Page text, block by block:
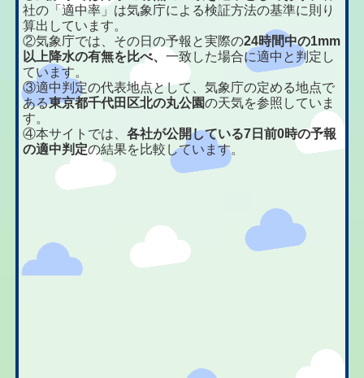
社の「適中率」は気象庁による検証方法の基準に則り
算出しています。
②気象庁では、その日の予報と実際の24時間中の1mm
以上降水の有無を比べ、一致した場合に適中と判定し
ています。
③適中判定の代表地点として、気象庁の定める地点で
ある東京都千代田区北の丸公園の天気を参照していま
す。
④本サイトでは、各社が公開している7日前0時の予報
の適中判定の結果を比較しています。